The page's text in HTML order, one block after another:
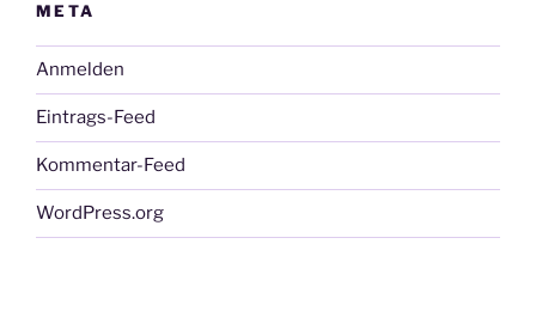
META
Anmelden
Eintrags-Feed
Kommentar-Feed
WordPress.org